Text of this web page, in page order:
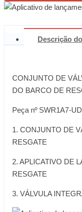
Descrição
CONJUNTO DE
DO BARCO DE
Peça nº SWR1A7-
1. CONJUNTO DE
RESGATE
2. APLICATIVO DE
RESGATE
3. VÁLVULA